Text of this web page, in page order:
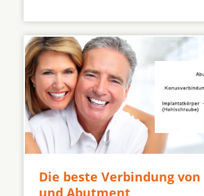
Die beste Verbindung
und Abutment